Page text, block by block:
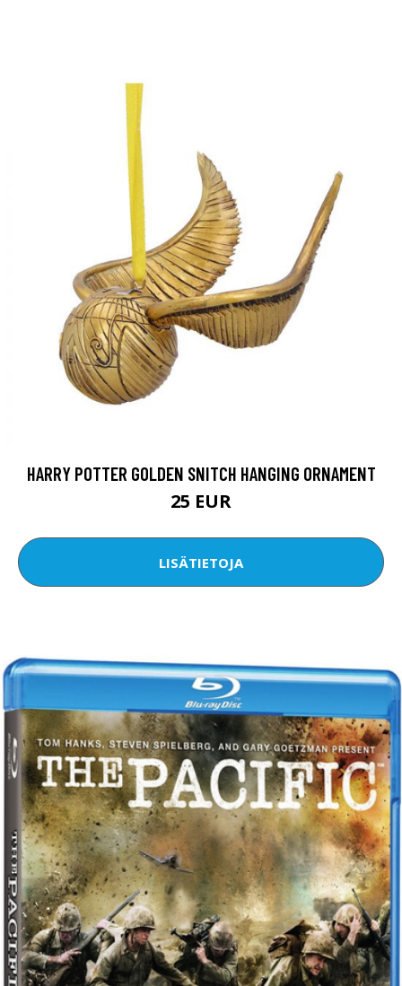
HARRY POTTER GOLDEN SNITCH HANGING ORNAMENT
25 EUR
LISÄTIETOJA